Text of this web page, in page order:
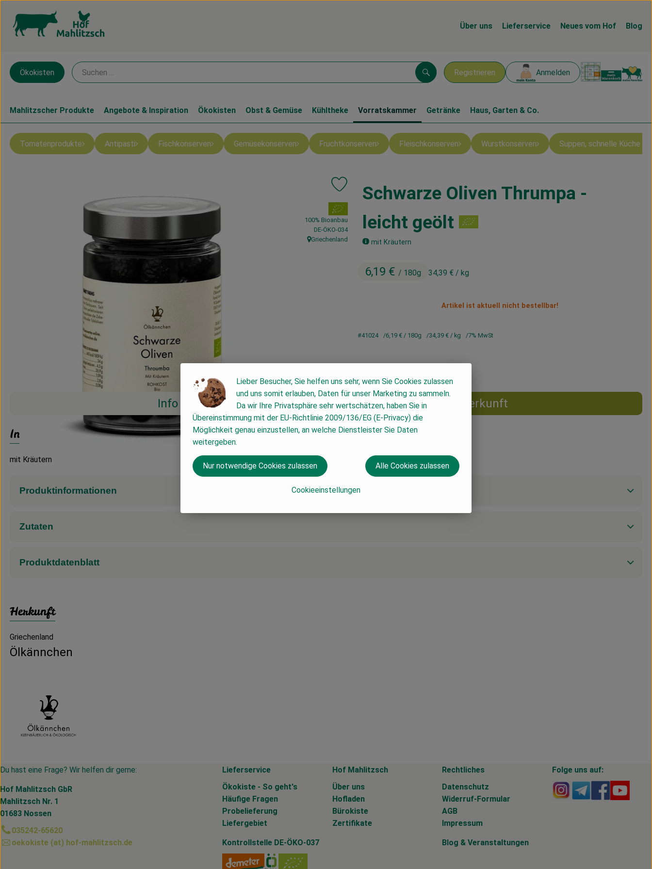
Über uns Lieferservice Neues vom Hof Blog
Registrieren Anmelden
Suchen
Ökokisten
Mahlitzscher Produkte Angebote & Inspiration Ökokisten Obst & Gemüse Kühltheke Vorratskammer Getränke Haus, Garten & Co.
Tomatenprodukte Antipasti Fischkonserven Gemüsekonserven Fruchtkonserven Fleischkonserven Wurstkonserven Suppen, schnelle Küche &
Schwarze Oliven Thrumpa -
leicht geölt
mit Kräutern
6,19 € / 180g 34,39 € / kg
Produkt zu Favouriten hinzufügen
, Verband:
100% Bioanbau
, Kontrollstelle:
DE-ÖKO-034
, Herkunft:
Griechenland
Artikel ist aktuell nicht bestellbar!
#41024 6,19 € / 180g 34,39 € / kg 7% MwSt
Info Herkunft
Info
mit Kräutern
Produktinformationen
Zutaten
Produktdatenblatt
Herkunft
Griechenland
Ölkännchen
Du hast eine Frage? Wir helfen dir gerne:
Hof Mahlitzsch GbR
Mahlitzsch Nr. 1
01683 Nossen
035242-65620
oekokiste (at) hof-mahlitzsch.de
Lieferservice
Ökokiste - So geht's
Häufige Fragen
Probelieferung
Liefergebiet
Hof Mahlitzsch
Über uns
Hofladen
Bürokiste
Zertifikate
Rechtliches
Datenschutz
Widerruf-Formular
AGB
Impressum
Folge uns auf:
Externer Link zu
Externer Link
Externer
Kontrollstelle DE-ÖKO-037 Blog & Veranstaltungen
Lieber Besucher, Sie helfen uns sehr, wenn Sie Cookies zulassen
und uns somit erlauben, Daten für unser Marketing zu sammeln.
Da wir Ihre Privatsphäre sehr wertschätzen, haben Sie in
Übereinstimmung mit der EU-Richtlinie 2009/136/EG (E-Privacy) die
Möglichkeit genau einzustellen, an welche Dienstleister Sie Daten
weitergeben.
Cookieeinstellungen
Nur notwendige Cookies zulassen Alle Cookies zulassen